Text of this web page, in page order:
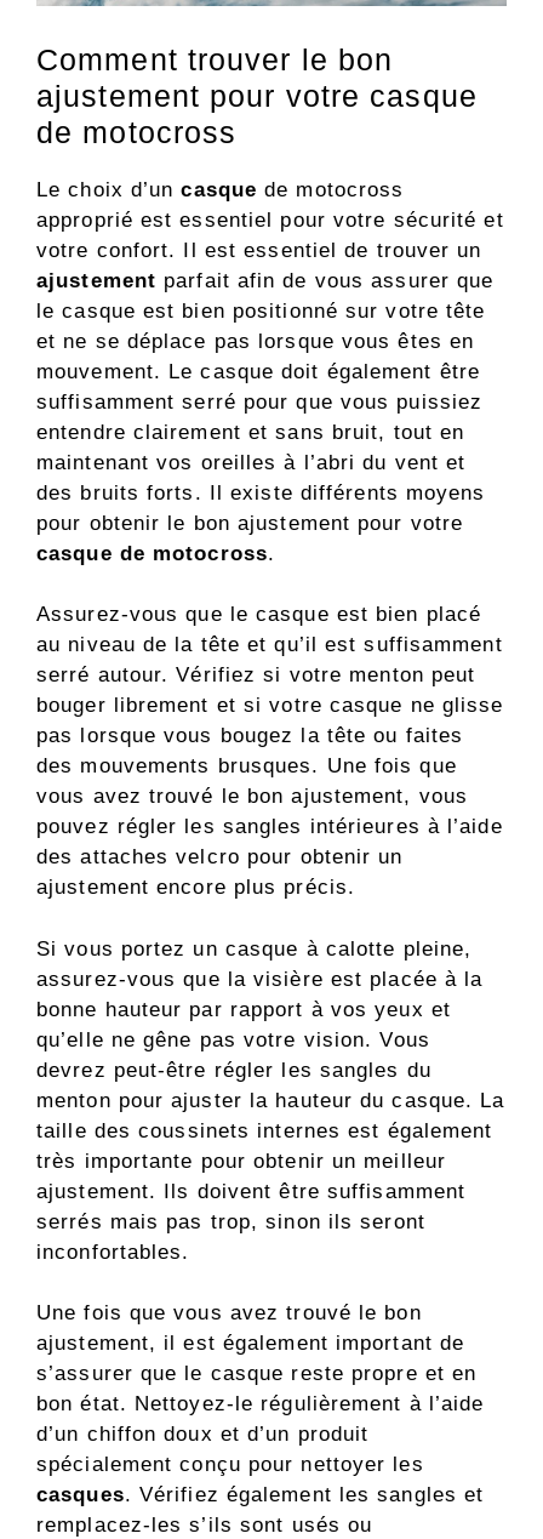
Comment trouver le bon
ajustement pour votre casque
de motocross
Le choix d’uncasque de motocross
approprié est essentiel pour votre sécurité et
votre confort. Il est essentiel de trouver un
ajustement parfait afin de vous assurer que
le casque est bien positionné sur votre tête
et ne se déplace pas lorsque vous êtes en
mouvement. Le casque doit également être
suffisamment serré pour que vous puissiez
entendre clairement et sans bruit, tout en
maintenant vos oreilles à l’abri du vent et
des bruits forts. Il existe différents moyens
pour obtenir le bon ajustement pour votre
casque de motocross.
Assurez-vous que le casque est bien placé
au niveau de la tête et qu’il est suffisamment
serré autour. Vérifiez si votre menton peut
bouger librement et si votre casque ne glisse
pas lorsque vous bougez la tête ou faites
des mouvements brusques. Une fois que
vous avez trouvé le bon ajustement, vous
pouvez régler les sangles intérieures à l’aide
des attaches velcro pour obtenir un
ajustement encore plus précis.
Si vous portez un casque à calotte pleine,
assurez-vous que la visière est placée à la
bonne hauteur par rapport à vos yeux et
qu’elle ne gêne pas votre vision. Vous
devrez peut-être régler les sangles du
menton pour ajuster la hauteur du casque. La
taille des coussinets internes est également
très importante pour obtenir un meilleur
ajustement. Ils doivent être suffisamment
serrés mais pas trop, sinon ils seront
inconfortables.
Une fois que vous avez trouvé le bon
ajustement, il est également important de
s’assurer que le casque reste propre et en
bon état. Nettoyez-le régulièrement à l’aide
d’un chiffon doux et d’un produit
spécialement conçu pour nettoyer les
casques. Vérifiez également les sangles et
remplacez-les s’ils sont usés ou